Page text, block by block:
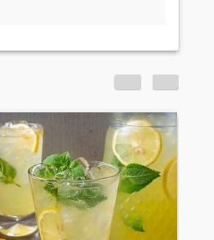
Малиновый лимонад с
лимончелло